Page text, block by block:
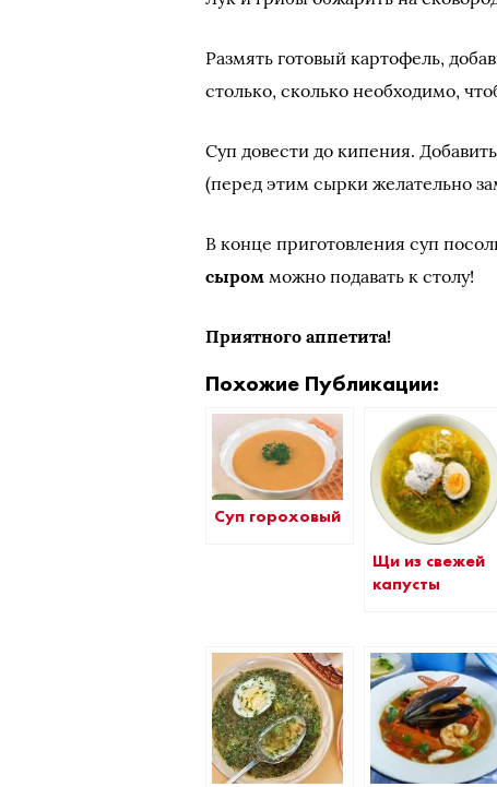
Размять готовый картофель,
столько, сколько необходимо,
Суп довести до кипения.
(перед этим сырки желательно
В конце приготовления суп
сыром можно подавать к столу!
Приятного аппетита!
Похожие Публикации:
Суп гороховый
Щи из свежей
капусты